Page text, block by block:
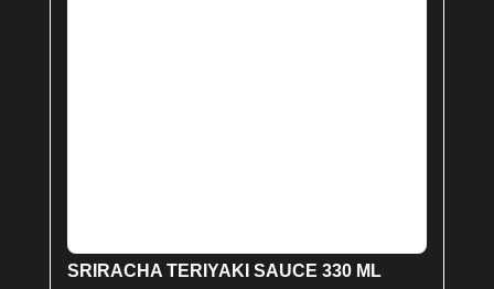
SRIRACHA TERIYAKI SAUCE 330 ML